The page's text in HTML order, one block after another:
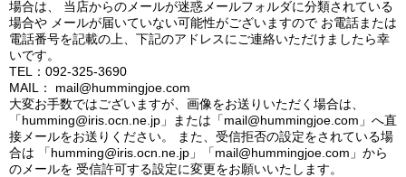
場合は、 当店からのメールが迷惑メールフォルダに分類されている
場合や メールが届いていない可能性がございますので お電話または
電話番号を記載の上、下記のアドレスにご連絡いただけましたら幸
いです。
TEL：092-325-3690
MAIL： mail@hummingjoe.com
大変お手数ではございますが、画像をお送りいただく場合は、
「humming@iris.ocn.ne.jp」または「mail@hummingjoe.com」へ直
接メールをお送りください。 また、受信拒否の設定をされている場
合は 「humming@iris.ocn.ne.jp」「mail@hummingjoe.com」から
のメールを 受信許可する設定に変更をお願いいたします。